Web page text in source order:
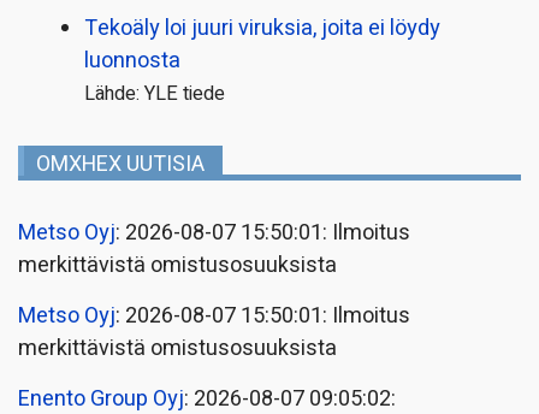
Tekoäly loi juuri viruksia, joita ei löydy
luonnosta
Lähde: YLE tiede
OMXHEX UUTISIA
Metso Oyj: 2026-08-07 15:50:01: Ilmoitus
merkittävistä omistusosuuksista
Metso Oyj: 2026-08-07 15:50:01: Ilmoitus
merkittävistä omistusosuuksista
Enento Group Oyj: 2026-08-07 09:05:02: